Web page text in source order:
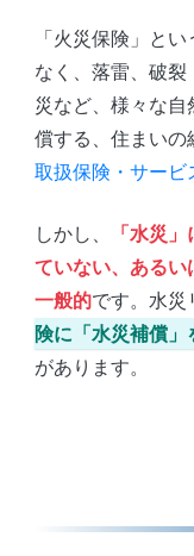
「火災保険」と
なく、落雷、破
災など、様々な
償する、住まいの
取扱保険・サービ
しかし、
「水災
ていない、ある
一般的です。水災
険に「水災補償」
があります。